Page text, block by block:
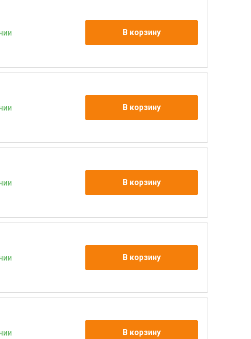
В корзину
В корзину
В корзину
В корзину
В корзину